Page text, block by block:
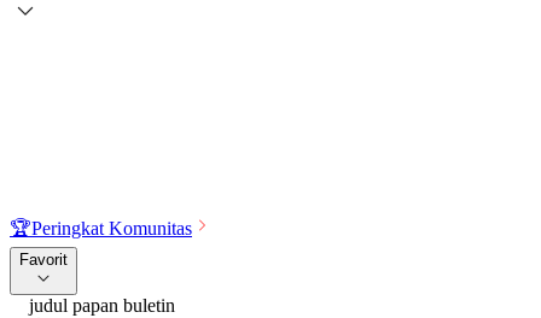
🏆Peringkat Komunitas
Favorit
judul papan buletin